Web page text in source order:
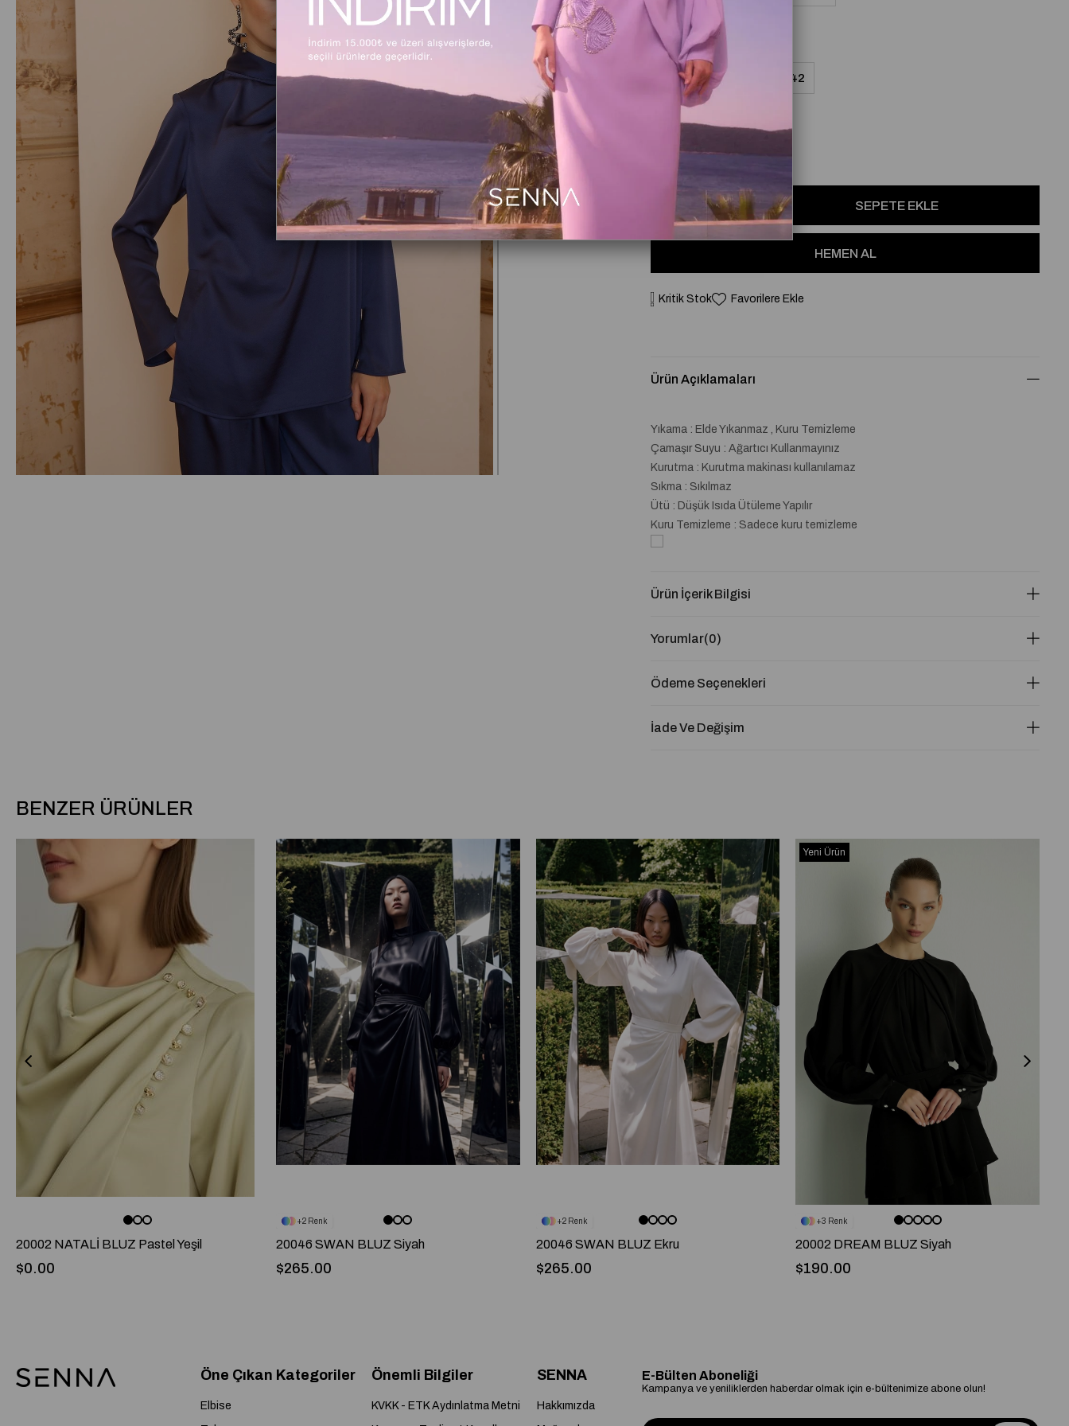
Beden
38 42
Kritik Stok Favorilere Ekle
Ürün Açıklamaları
Yıkama : Elde Yıkanmaz , Kuru Temizleme
Çamaşır Suyu : Ağartıcı Kullanmayınız
Kurutma : Kurutma makinası kullanılamaz
Sıkma : Sıkılmaz
Ütü : Düşük Isıda Ütüleme Yapılır
Kuru Temizleme : Sadece kuru temizleme
Ürün İçerik Bilgisi
Yorumlar(0)
Ödeme Seçenekleri
İade Ve Değişim
BENZER ÜRÜNLER
20002 NATALİ BLUZ Pastel Yeşil
$0.00
2
20046 SWAN BLUZ Siyah
$265.00
2
20046 SWAN BLUZ Ekru
$265.00
3
20002 DREAM BLUZ Siyah
$190.00
Yeni Ürün
Öne Çıkan Kategoriler
Elbise
Önemli Bilgiler
KVKK - ETK Aydınlatma Metni
SENNA
Hakkımızda
E-Bülten Aboneliği
Kampanya ve yeniliklerden haberdar olmak için e-bültenimize abone olun!